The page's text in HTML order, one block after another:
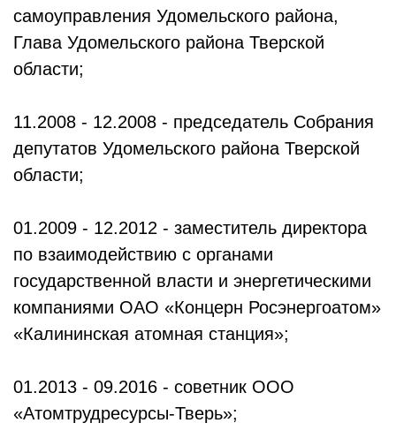
самоуправления Удомельского района,
Глава Удомельского района Тверской
области;
11.2008 - 12.2008 - председатель Собрания
депутатов Удомельского района Тверской
области;
01.2009 - 12.2012 - заместитель директора
по взаимодействию с органами
государственной власти и энергетическими
компаниями ОАО «Концерн Росэнергоатом»
«Калининская атомная станция»;
01.2013 - 09.2016 - советник ООО
«Атомтрудресурсы-Тверь»;